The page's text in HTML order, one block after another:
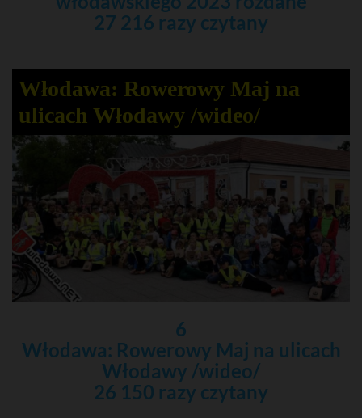
27 216 razy czytany
Włodawa: Rowerowy Maj na
ulicach Włodawy /wideo/
6
Włodawa: Rowerowy Maj na ulicach
Włodawy /wideo/
26 150 razy czytany